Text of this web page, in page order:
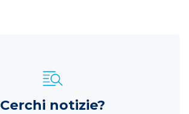
Cerchi notizie?